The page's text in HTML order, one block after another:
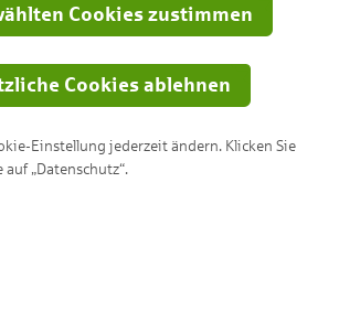
Cookies zustimmen
Cookies ablehnen
Einstellung jederzeit ändern. Klicken Sie
„Datenschutz“.